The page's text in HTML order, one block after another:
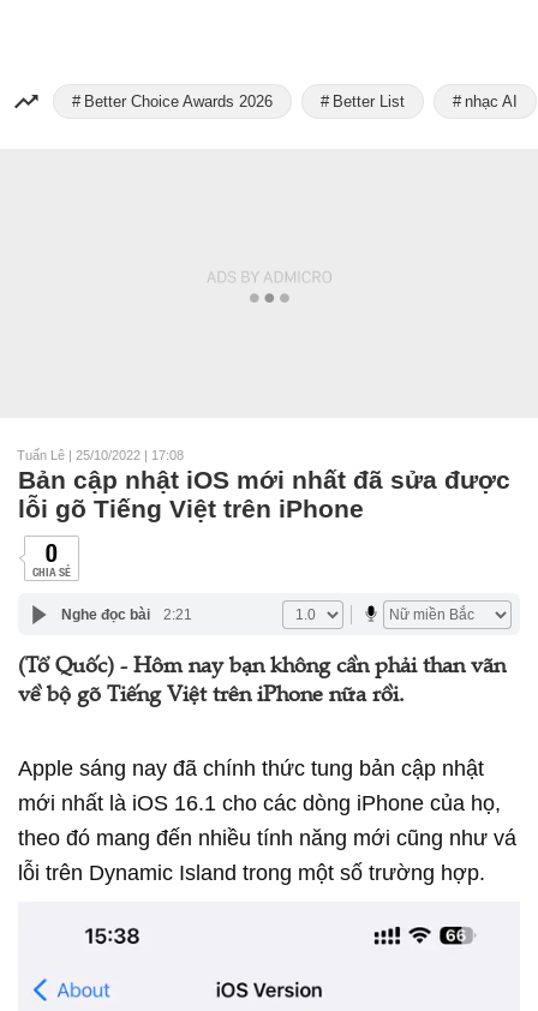
Better Choice Awards 2026 Better List nhạc AI
Tuấn Lê | 25/10/2022 | 17:08
Bản cập nhật iOS mới nhất đã sửa được
lỗi gõ Tiếng Việt trên iPhone
0
CHIA SẺ
Nghe đọc bài 2:21
(Tổ Quốc) - Hôm nay bạn không cần phải than vãn
về bộ gõ Tiếng Việt trên iPhone nữa rồi.
Apple sáng nay đã chính thức tung bản cập nhật
mới nhất là iOS 16.1 cho các dòng iPhone của họ,
theo đó mang đến nhiều tính năng mới cũng như vá
lỗi trên Dynamic Island trong một số trường hợp.